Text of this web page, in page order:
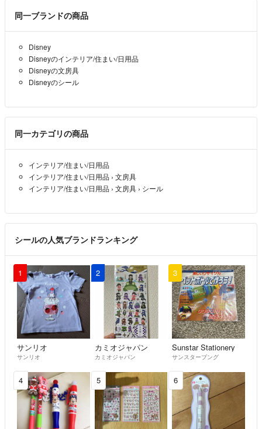
同一ブランドの商品
Disney
Disneyのインテリア/住まい/日用品
Disneyの文房具
Disneyのシール
同一カテゴリの商品
インテリア/住まい/日用品
インテリア/住まい/日用品 › 文房具
インテリア/住まい/日用品 › 文房具 › シール
シールの人気ブランドランキング
1
サンリオ
サンリオ
2
カミオジャパン
カミオジャパン
3
Sunstar Stationery
サンスターブング
4 5 6